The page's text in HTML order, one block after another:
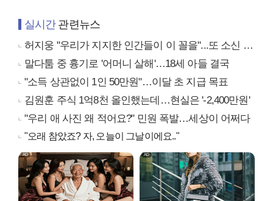
실시간관련뉴스
허지웅 "우리가 지지한 인간들이 이 꼴을"...또 소신 발언
말다툼 중 흉기로 '어머니 살해'…18세 아들 결국
"소득 상관없이 1인 50만원"…이달 초 지급 목표
김원훈 주식 1억8천 올인했는데…현실은 '-2,400만원'
"우리 애 사진 왜 적어요?" 민원 폭발…세상이 어쩌다
"오래 참았죠? 자, 오늘이 그날이에요.."